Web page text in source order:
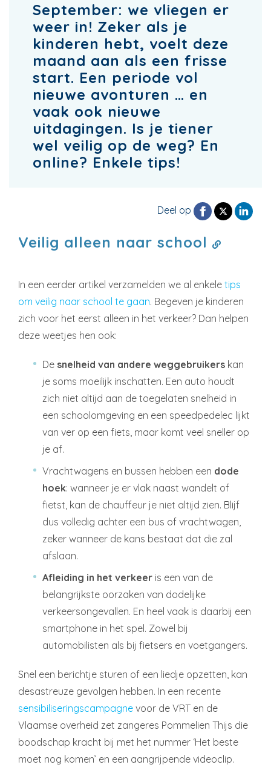
September: we vliegen er
weer in! Zeker als je
kinderen hebt, voelt deze
maand aan als een frisse
start. Een periode vol
nieuwe avonturen … en
vaak ook nieuwe
uitdagingen. Is je tiener
wel veilig op de weg? En
online? Enkele tips!
Deel op
Veilig alleen naar school
In een eerder artikel verzamelden we al enkele tips
om veilig naar school te gaan. Begeven je kinderen
zich voor het eerst alleen in het verkeer? Dan helpen
deze weetjes hen ook:
De snelheid van andere weggebruikers kan
je soms moeilijk inschatten. Een auto houdt
zich niet altijd aan de toegelaten snelheid in
een schoolomgeving en een speedpedelec lijkt
van ver op een fiets, maar komt veel sneller op
je af.
Vrachtwagens en bussen hebben een dode
hoek: wanneer je er vlak naast wandelt of
fietst, kan de chauffeur je niet altijd zien. Blijf
dus volledig achter een bus of vrachtwagen,
zeker wanneer de kans bestaat dat die zal
afslaan.
Afleiding in het verkeer is een van de
belangrijkste oorzaken van dodelijke
verkeersongevallen. En heel vaak is daarbij een
smartphone in het spel. Zowel bij
automobilisten als bij fietsers en voetgangers.
Snel een berichtje sturen of een liedje opzetten, kan
desastreuze gevolgen hebben. In een recente
sensibiliseringscampagne voor de VRT en de
Vlaamse overheid zet zangeres Pommelien Thijs die
boodschap kracht bij met het nummer ‘Het beste
moet nog komen’ en een aangrijpende videoclip.